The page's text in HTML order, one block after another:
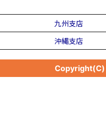
九州支店
沖縄支店